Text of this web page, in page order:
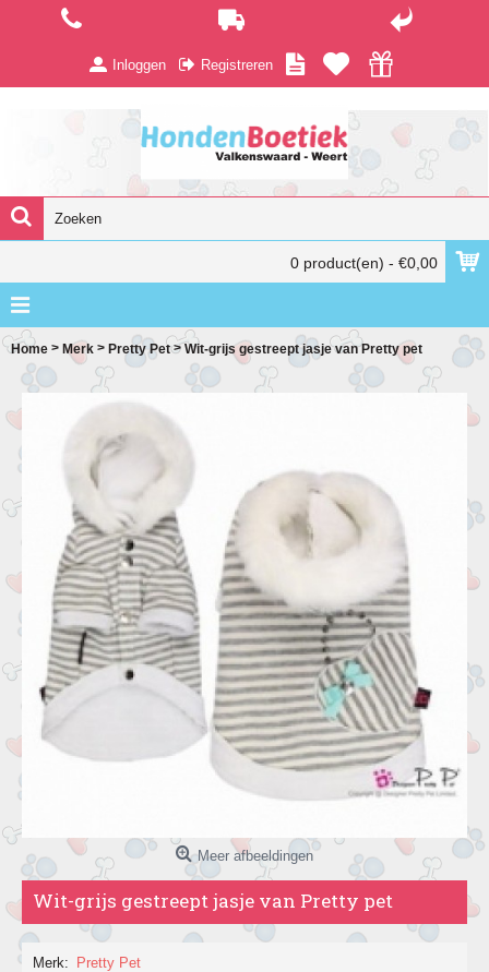
Inloggen Registreren
0 product(en) - €0,00
Home > Merk > Pretty Pet >Wit-grijs gestreept jasje van Pretty pet
Meer afbeeldingen
Wit-grijs gestreept jasje van Pretty pet
Merk:
Pretty Pet